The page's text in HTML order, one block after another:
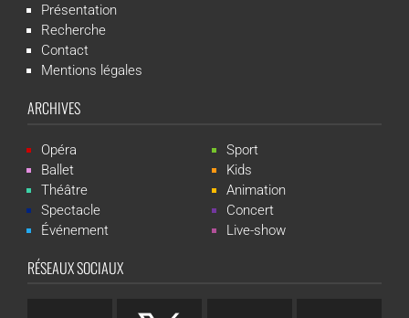
Présentation
Recherche
Contact
Mentions légales
ARCHIVES
Opéra
Ballet
Théâtre
Spectacle
Événement
Sport
Kids
Animation
Concert
Live-show
RÉSEAUX SOCIAUX